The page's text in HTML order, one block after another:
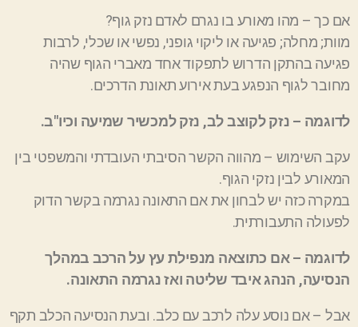
אם כך – מהו מאורע בו נגרם לאדם נזק גוף?
מוות; מחלה; פגיעה או ליקוי גופני, נפשי או שכלי, לרבות
פגיעה בהתקן הדרוש לתפקוד אחד מאברי הגוף שהיה
מחובר לגוף הנפגע בעת אירוע תאונת הדרכים.
לדוגמה – נזק לקוצב לב, נזק למכשיר שמיעה וכיו"ב.
עקב השימוש – מהווה הקשר הסיבתי העובדתי והמשפטי בין
המאורע לבין נזקי הגוף.
במקרה כזה יש לבחון את אם התאונה נגרמה בקשר הדוק
לפעולה התעבורתית.
לדוגמה – אם כתוצאה מנפילת עץ על הרכב במהלך
הנסיעה, הנהג איבד שליטה ואז נגרמה התאונה.
אבל – אם נוסע עלה לרכב עם כלב. ובעת הנסיעה הכלב תקף